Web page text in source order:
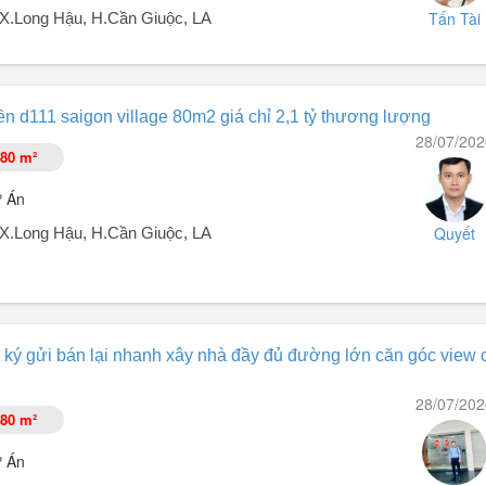
Tấn Tài
Hậu, H.Cần Giuộc, LA
880 tr.
trí, ẩm thực ăn uống, sát công viên.
Ninh) - Tiếp giáp TPHCM.
d111 saigon village 80m2 giá chỉ 2,1 tỷ thương lượng
28/07/
Quyết
80 m²
Án
Hậu, H.Cần Giuộc, LA
ký gửi bán lại nhanh xây nhà đầy đủ đường lớn căn góc view
28/07/
80 m²
Án